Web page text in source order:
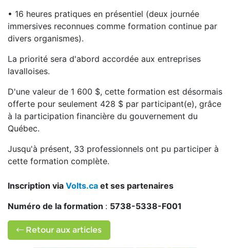
• 16 heures pratiques en présentiel (deux journée
immersives reconnues comme formation continue par
divers organismes).
La priorité sera d'abord accordée aux entreprises
lavalloises.
D'une valeur de 1 600 $, cette formation est désormais
offerte pour seulement 428 $ par participant(e), grâce
à la participation financière du gouvernement du
Québec.
Jusqu'à présent, 33 professionnels ont pu participer à
cette formation complète.
Inscription via Volts.ca et ses partenaires
Numéro de la formation : 5738-5338-F001
Retour aux articles